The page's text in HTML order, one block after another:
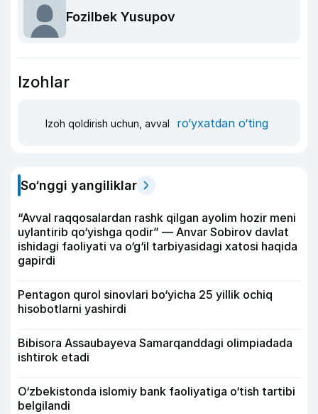
Fozilbek Yusupov
Izohlar
Izoh qoldirish uchun, avval ro‘yxatdan o‘ting
So‘nggi yangiliklar
“Avval raqqosalardan rashk qilgan ayolim hozir meni
uylantirib qo‘yishga qodir” — Anvar Sobirov davlat
ishidagi faoliyati va o‘g‘il tarbiyasidagi xatosi haqida
gapirdi
Pentagon qurol sinovlari bo‘yicha 25 yillik ochiq
hisobotlarni yashirdi
Bibisora Assaubayeva Samarqanddagi olimpiadada
ishtirok etadi
O‘zbekistonda islomiy bank faoliyatiga o‘tish tartibi
belgilandi